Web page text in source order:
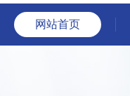
网站首页